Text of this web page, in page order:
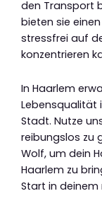
den Transport
bieten sie
stressfrei auf
konzentrieren
In Haarlem
Lebensqualität
Stadt. Nutze
reibungslos zu
Wolf, um dein
Haarlem zu
Start in deinem